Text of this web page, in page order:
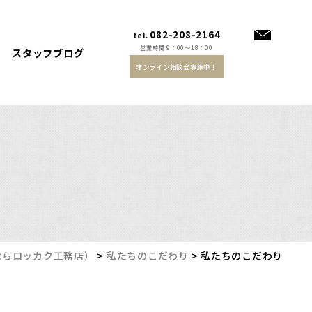
スタッフブログ
tel. 082-208-2164
営業時間 9：00～18：00
オンライン相談会実施中！
ロッカク工務店） > 私たちのこだわり > 私たちのこだわり